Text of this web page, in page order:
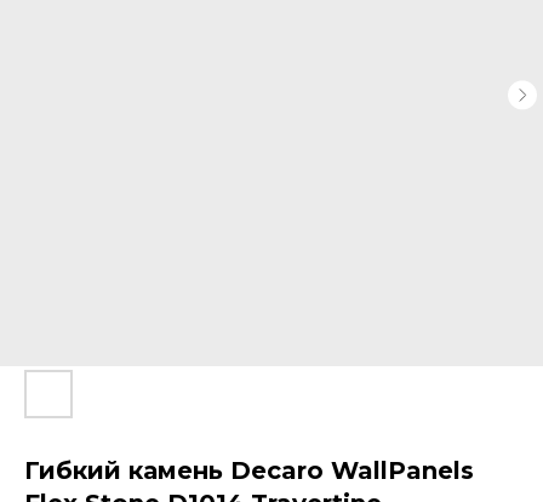
Гибкий камень Decaro WallPanels